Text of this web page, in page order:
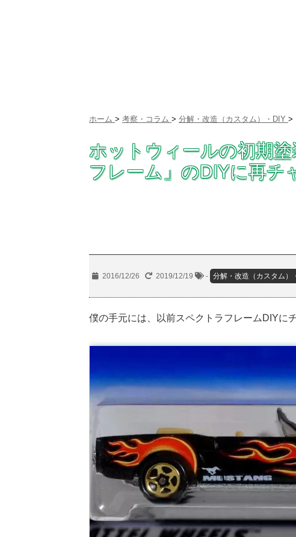
ホーム > 考察・コラム > 分解・改造（カスタム）・DIY >
ホットウィールの初期
フレーム」のDIYに再チ
2016/12/26 2019/12/19 - 分解・改造（カスタム）
僕の手元には、以前スペクトラフレームDIYに